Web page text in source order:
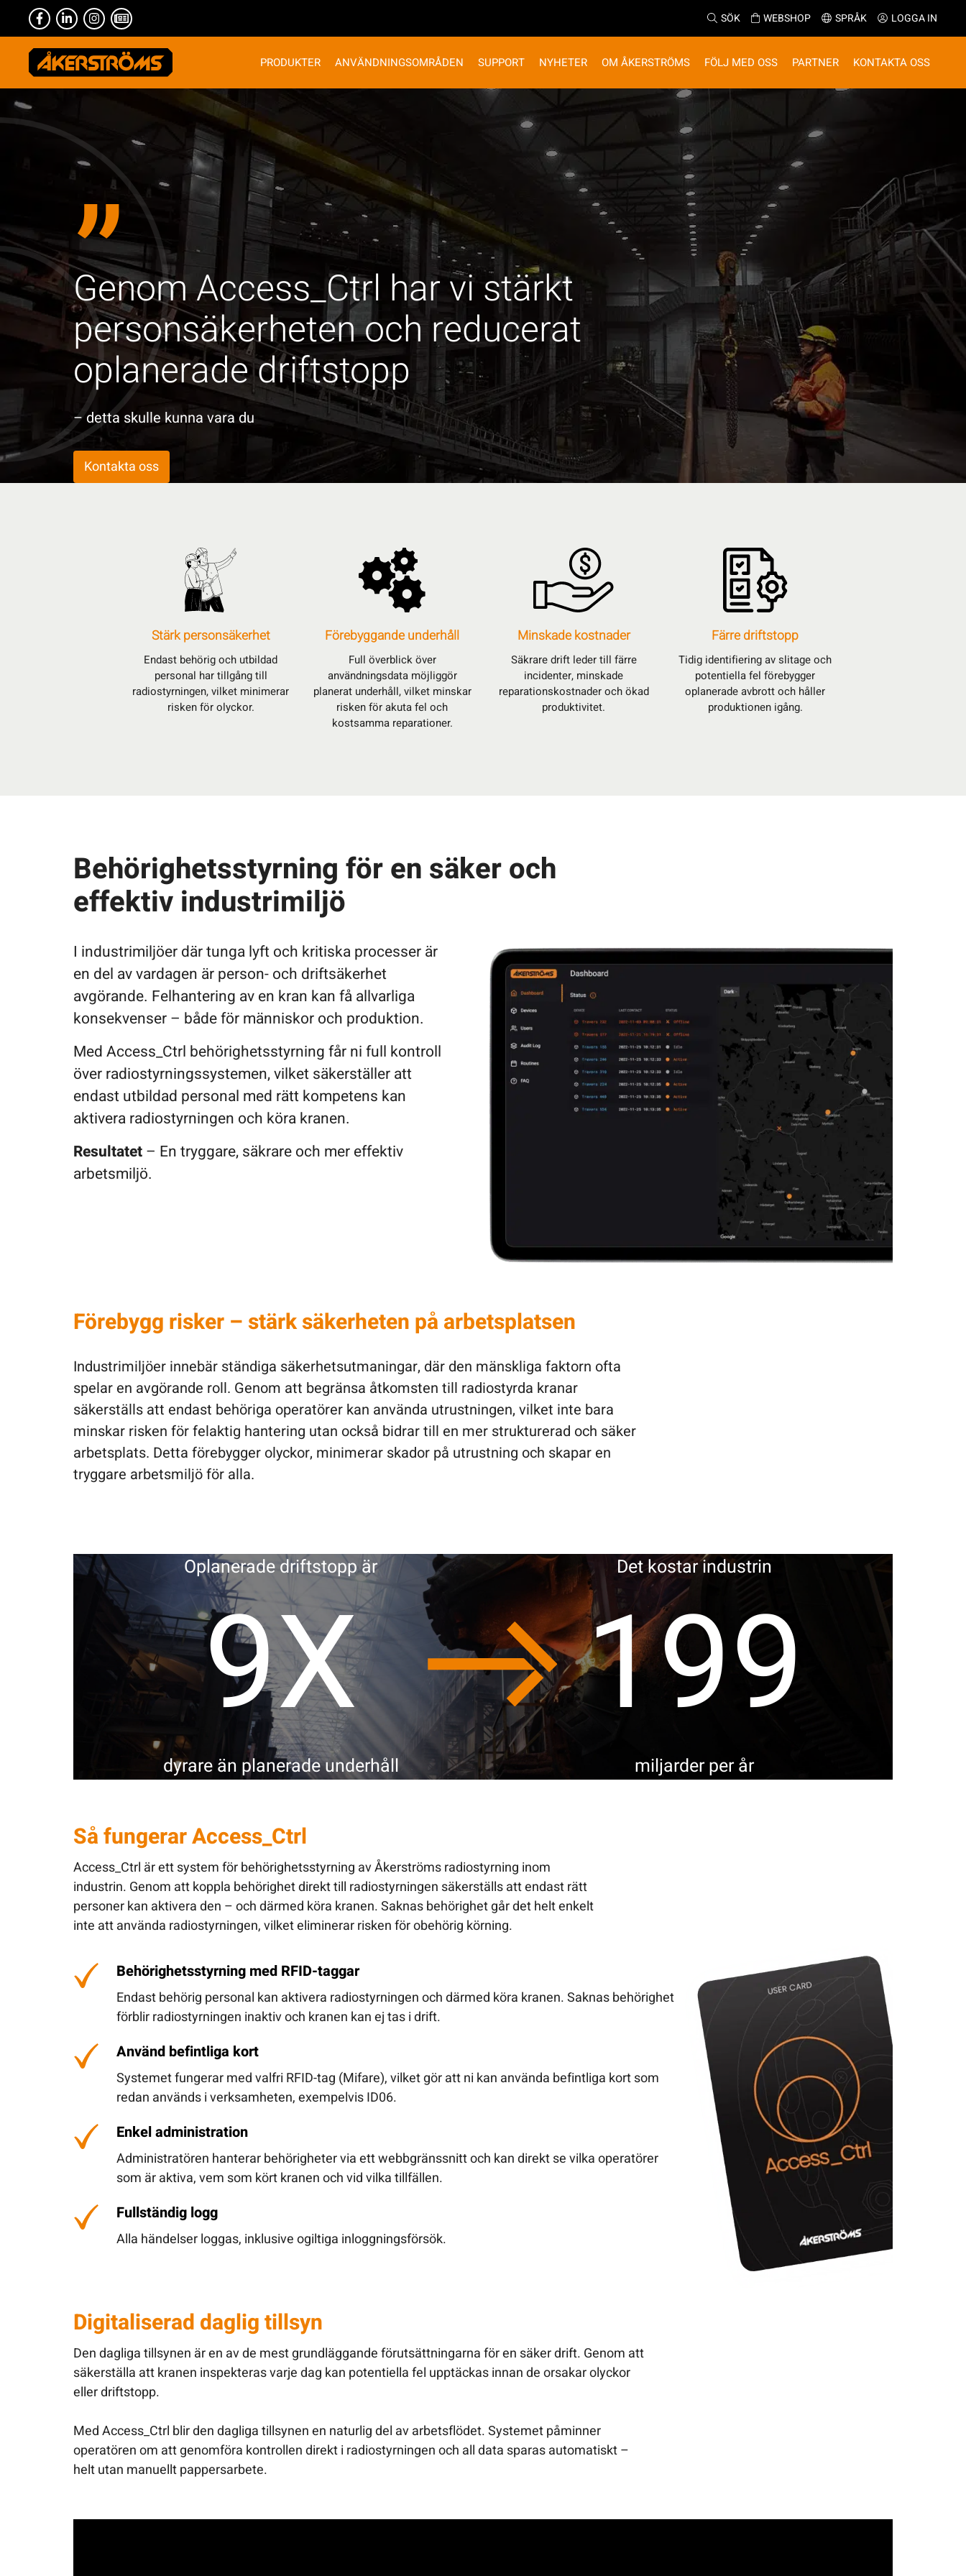
SÖK WEBSHOP SPRÅK LOGGA IN
PRODUKTER ANVÄNDNINGSOMRÅDEN SUPPORT NYHETER OM ÅKERSTRÖMS FÖLJ MED OSS PARTNER KONTAKTA OSS
”
Genom Access_Ctrl har vi stärkt
personsäkerheten och reducerat
oplanerade driftstopp
– detta skulle kunna vara du
Kontakta oss
Stärk personsäkerhet
Endast behörig och utbildad
personal har tillgång till
radiostyrningen, vilket minimerar
risken för olyckor.
Förebyggande underhåll
Full överblick över
användningsdata möjliggör
planerat underhåll, vilket minskar
risken för akuta fel och
kostsamma reparationer.
Minskade kostnader
Säkrare drift leder till färre
incidenter, minskade
reparationskostnader och ökad
produktivitet.
Färre driftstopp
Tidig identifiering av slitage och
potentiella fel förebygger
oplanerade avbrott och håller
produktionen igång.
Behörighetsstyrning för en säker och
effektiv industrimiljö
I industrimiljöer där tunga lyft och kritiska processer är
en del av vardagen är person- och driftsäkerhet
avgörande. Felhantering av en kran kan få allvarliga
konsekvenser – både för människor och produktion.
Med Access_Ctrl behörighetsstyrning får ni full kontroll
över radiostyrningssystemen, vilket säkerställer att
endast utbildad personal med rätt kompetens kan
aktivera radiostyrningen och köra kranen.
Resultatet– En tryggare, säkrare och mer effektiv
arbetsmiljö.
Förebygg risker – stärk säkerheten på arbetsplatsen
Industrimiljöer innebär ständiga säkerhetsutmaningar, där den mänskliga faktorn ofta
spelar en avgörande roll. Genom att begränsa åtkomsten till radiostyrda kranar
säkerställs att endast behöriga operatörer kan använda utrustningen, vilket inte bara
minskar risken för felaktig hantering utan också bidrar till en mer strukturerad och säker
arbetsplats. Detta förebygger olyckor, minimerar skador på utrustning och skapar en
tryggare arbetsmiljö för alla.
Oplanerade driftstopp är
10X
dyrare än planerade underhåll
Det kostar industrin
200
miljarder per år
Så fungerar Access_Ctrl
Access_Ctrl är ett system för behörighetsstyrning av Åkerströms radiostyrning inom
industrin. Genom att koppla behörighet direkt till radiostyrningen säkerställs att endast rätt
personer kan aktivera den – och därmed köra kranen. Saknas behörighet går det helt enkelt
inte att använda radiostyrningen, vilket eliminerar risken för obehörig körning.
Behörighetsstyrning med RFID-taggar
Endast behörig personal kan aktivera radiostyrningen och därmed köra kranen. Saknas behörighet
förblir radiostyrningen inaktiv och kranen kan ej tas i drift.
Använd befintliga kort
Systemet fungerar med valfri RFID-tag (Mifare), vilket gör att ni kan använda befintliga kort som
redan används i verksamheten, exempelvis ID06.
Enkel administration
Administratören hanterar behörigheter via ett webbgränssnitt och kan direkt se vilka operatörer
som är aktiva, vem som kört kranen och vid vilka tillfällen.
Fullständig logg
Alla händelser loggas, inklusive ogiltiga inloggningsförsök.
Digitaliserad daglig tillsyn
Den dagliga tillsynen är en av de mest grundläggande förutsättningarna för en säker drift. Genom att
säkerställa att kranen inspekteras varje dag kan potentiella fel upptäckas innan de orsakar olyckor
eller driftstopp.
Med Access_Ctrl blir den dagliga tillsynen en naturlig del av arbetsflödet. Systemet påminner
operatören om att genomföra kontrollen direkt i radiostyrningen och all data sparas automatiskt –
helt utan manuellt pappersarbete.